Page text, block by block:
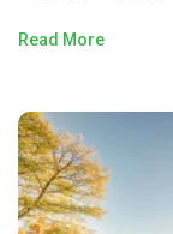
Read More